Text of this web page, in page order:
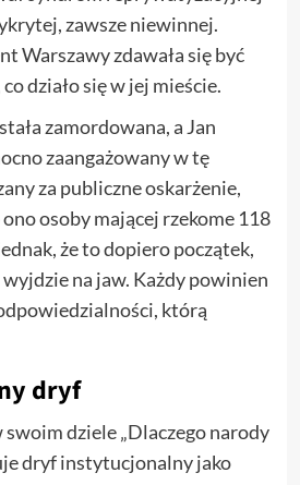
zawsze niewinnej.
Warszawy zdawała się być
działo się w jej mieście.
zamordowana, a Jan
zaangażowany w tę
za publiczne oskarżenie,
osoby mającej rzekome 118
że to dopiero początek,
na jaw. Każdy powinien
którą
dryf
dziele „Dlaczego narody
dryf instytucjonalny jako